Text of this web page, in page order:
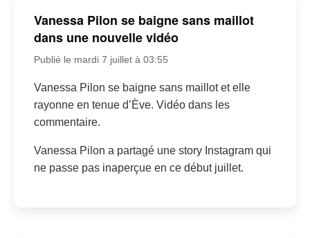
Vanessa Pilon se baigne sans maillot
dans une nouvelle vidéo
Publié le mardi 7 juillet à 03:55
Vanessa Pilon se baigne sans maillot et elle
rayonne en tenue d’Ève. Vidéo dans les
commentaire.
Vanessa Pilon a partagé une story Instagram qui
ne passe pas inaperçue en ce début juillet.